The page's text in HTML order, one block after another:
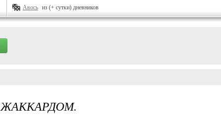
Авось из (+ сутки) дневников